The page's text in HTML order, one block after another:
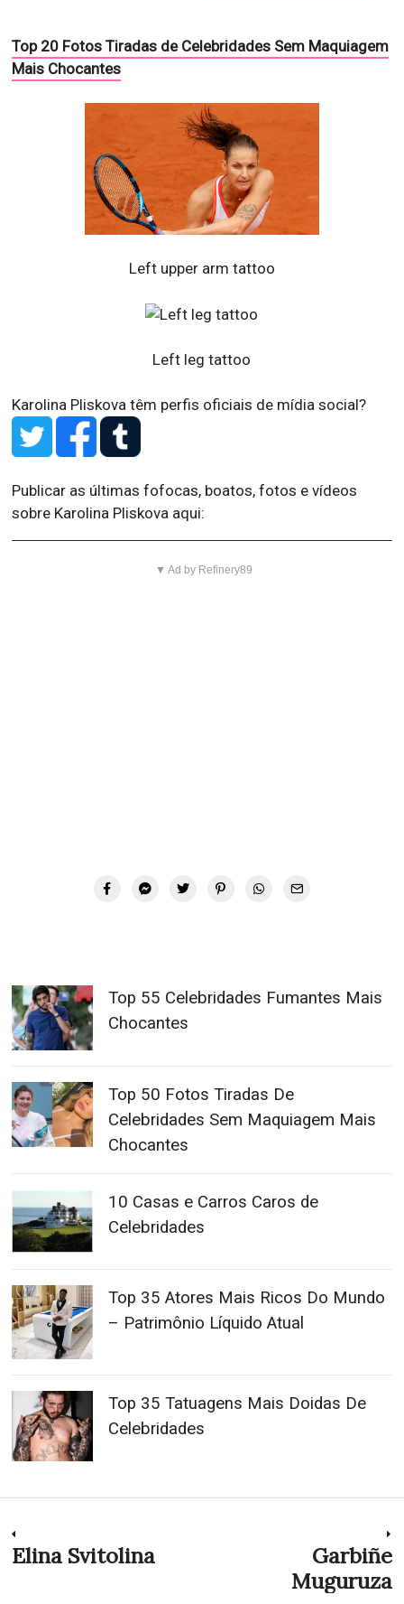
Top 20 Fotos Tiradas de Celebridades Sem Maquiagem
Mais Chocantes
Left upper arm tattoo
Left leg tattoo
Karolina Pliskova têm perfis oficiais de mídia social?
Publicar as últimas fofocas, boatos, fotos e vídeos
sobre Karolina Pliskova aqui:
▼ Ad by Refinery89
Top 55 Celebridades Fumantes Mais
Chocantes
Top 50 Fotos Tiradas De
Celebridades Sem Maquiagem Mais
Chocantes
10 Casas e Carros Caros de
Celebridades
Top 35 Atores Mais Ricos Do Mundo
– Patrimônio Líquido Atual
Top 35 Tatuagens Mais Doidas De
Celebridades
Navegação
Previous
Elina Svitolina
Garbiñe
Muguruza